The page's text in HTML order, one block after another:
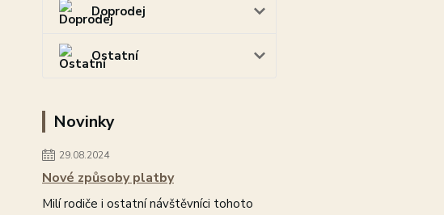
Doprodej
Ostatní
Novinky
29.08.2024
Nové způsoby platby
Milí rodiče i ostatní návštěvníci tohoto